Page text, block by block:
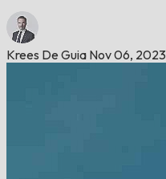
Krees De Guia Nov 06, 2023